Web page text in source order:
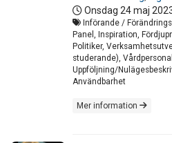
Onsdag 24 maj
Införande /
Panel, Inspiration,
Politiker,
studerande),
Uppföljning/
Användbarhet
Mer information